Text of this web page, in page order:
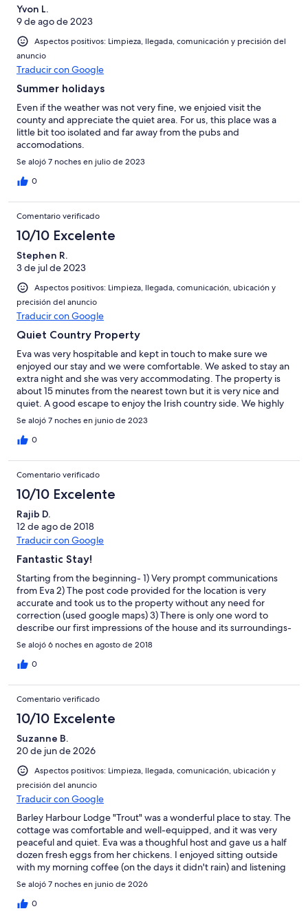
Yvon L.
9 de ago de 2023
Aspectos positivos: Limpieza, llegada, comunicación y precisión del
anuncio
Traducir con Google
Summer holidays
Even if the weather was not very fine, we enjoied visit the
county and appreciate the quiet area. For us, this place was a
little bit too isolated and far away from the pubs and
accomodations.
Se alojó 7 noches en julio de 2023
0
Comentario verificado
10/10 Excelente
Stephen R.
3 de jul de 2023
Aspectos positivos: Limpieza, llegada, comunicación, ubicación y
precisión del anuncio
Traducir con Google
Quiet Country Property
Eva was very hospitable and kept in touch to make sure we
enjoyed our stay and we were comfortable. We asked to stay an
extra night and she was very accommodating. The property is
about 15 minutes from the nearest town but it is very nice and
quiet. A good escape to enjoy the Irish country side. We highly
recommend this property for anyone looking to avoid the city.
Se alojó 7 noches en junio de 2023
0
Comentario verificado
10/10 Excelente
Rajib D.
12 de ago de 2018
Traducir con Google
Fantastic Stay!
Starting from the beginning- 1) Very prompt communications
from Eva 2) The post code provided for the location is very
accurate and took us to the property without any need for
correction (used google maps) 3) There is only one word to
describe our first impressions of the house and its surroundings-
Wow! 4) Eva showed us the house and explained each and every
bit of information that we could need while we were there. 5)
The house has a Wifi (could not see mentioned in the
to welcome us and hand over the keys -she is friendly and very
professional. The owners had taken care of everything that
could be required during the stay and I mean everything (even
with instructions to use the appliances). 7) The house is situated
at about 3-5 minutes of walking distance from the lake (Barley
Harbour) . 8) Longford town is about 30 min drive- here you can
find the superstores (Tesco/Aldi/Lidl etc.) There are other small
grocery stores that we found a bit closer. 9) Most of the places
that we visited during our stay were from 30 min (around
Longford) to 2.5 hours ish (Galway and Cliffs of Moher) of drive.
10) All in all the stay was perfect for us (family of 5) -the house
with its amenities were excellent/the surroundings were
beautiful and the villagers are friendly and we really enjoyed-
Thanks to Eva and Freddy. Would recommend.
Se alojó 6 noches en agosto de 2018
0
Comentario verificado
10/10 Excelente
Suzanne B.
20 de jun de 2026
Aspectos positivos: Limpieza, llegada, comunicación, ubicación y
precisión del anuncio
Traducir con Google
Barley Harbour Lodge "Trout" was a wonderful place to stay. The
cottage was comfortable and well-equipped, and it was very
peaceful and quiet. Eva was a thoughful host and gave us a half
dozen fresh eggs from her chickens. I enjoyed sitting outside
with my morning coffee (on the days it didn't rain) and listening
to the birds, and the cows made fun neighbors. It is also a good
base for exploring the area, as it is centrally located. There are
many fascinating sights nearby, including the mysterious Corlea
Se alojó 7 noches en junio de 2026
0